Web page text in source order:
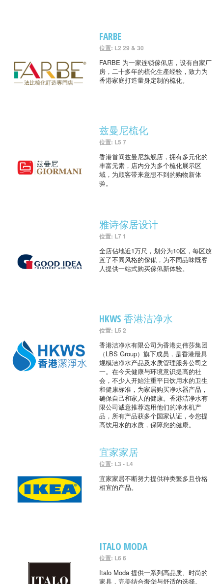
FARBE
位置: L2 29 & 30
FARBE 为一家连锁傢俬店，设有自家厂
房，二十多年的梳化生產经验，致力为
香港家庭打造量身定制的梳化。
兹曼尼梳化
位置: L5 7
香港首间兹曼尼旗舰店，拥有多元化的
丰富元素，店内分为多个梳化展示区
域，为顾客带来意想不到的购物新体
验。
雅诗傢居设计
位置: L7 1
全店佔地近1万尺，划分为10区，每区放
置了不同风格的傢俬，为不同品味既客
人提供一站式购买傢俬新体验。
HKWS 香港洁净水
位置: L5 2
香港洁净水有限公司为香港史伟莎集团
（LBS Group）旗下成员，是香港最具
规模洁净水产品及水质管理服务公司之
一。在今天健康与环境意识提高的社
会，不少人开始注重平日饮用水的卫生
和健康标准，为家居购买净水器产品，
确保自己和家人的健康。香港洁净水有
限公司诚意推荐选用他们的净水机产
品，所有产品获多个国家认证，令您提
高饮用水的水质，保障您的健康。
宜家家居
位置: L3 - L4
宜家家居不断努力提供种类繁多且价格
相宜的产品。
ITALO MODA
位置: L6 6
Italo Moda 提供一系列高品质、时尚的
家具，完美结合奢华与舒适的选择。